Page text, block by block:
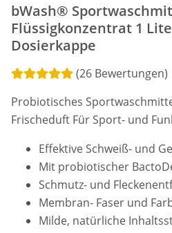
bWash®
Flüssigkonzentrat 1
Dosierkappe
(26 Bewertungen)
Probiotisches
Frischeduft Für Sport- und
Effektive Schweiß- und
Mit probiotischer
Schmutz- und
Membran- Faser und
Milde, natürliche